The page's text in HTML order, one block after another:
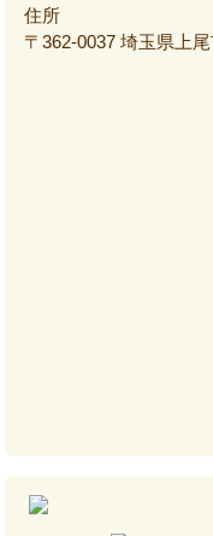
住所
〒362-0037 埼玉県上